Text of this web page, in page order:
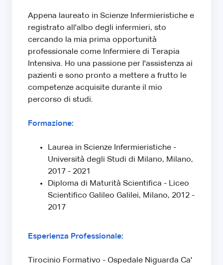
Appena laureato in Scienze Infermieristiche e
registrato all'albo degli infermieri, sto
cercando la mia prima opportunità
professionale come Infermiere di Terapia
Intensiva. Ho una passione per l'assistenza ai
pazienti e sono pronto a mettere a frutto le
competenze acquisite durante il mio
percorso di studi.
Formazione:
Laurea in Scienze Infermieristiche -
Università degli Studi di Milano, Milano,
2017 - 2021
Diploma di Maturità Scientifica - Liceo
Scientifico Galileo Galilei, Milano, 2012 -
2017
Esperienza Professionale:
Tirocinio Formativo - Ospedale Niguarda Ca'